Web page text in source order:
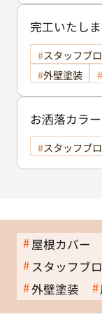
屋根カバー
スタッフブ
外壁塗装
茨城県
古河市・野